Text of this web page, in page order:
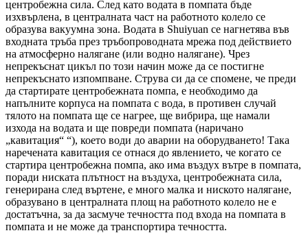
центробежна сила. След като водата в помпата бъде
изхвърлена, в централната част на работното колело се
образува вакуумна зона. Водата в Shuiyuan се нагнетява във
входната тръба през тръбопроводната мрежа под действието
на атмосферно налягане (или водно налягане). Чрез
непрекъснат цикъл по този начин може да се постигне
непрекъснато изпомпване. Струва си да се спомене, че преди
да стартирате центробежната помпа, е необходимо да
напълните корпуса на помпата с вода, в противен случай
тялото на помпата ще се нагрее, ще вибрира, ще намали
изхода на водата и ще повреди помпата (наричано
„кавитация“ “), което води до аварии на оборудването! Така
наречената кавитация се отнася до явлението, че когато се
стартира центробежна помпа, ако има въздух вътре в помпата,
поради ниската плътност на въздуха, центробежната сила,
генерирана след въртене, е много малка и ниското налягане,
образувано в централната площ на работното колело не е
достатъчна, за да засмуче течността под входа на помпата в
помпата и не може да транспортира течността.